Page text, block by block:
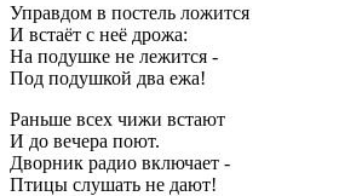
Управдом в постель ложится
И встаёт с неё дрожа:
На подушке не лежится -
Под подушкой два ежа!
Раньше всех чижи встают
И до вечера поют.
Дворник радио включает -
Птицы слушать не дают!